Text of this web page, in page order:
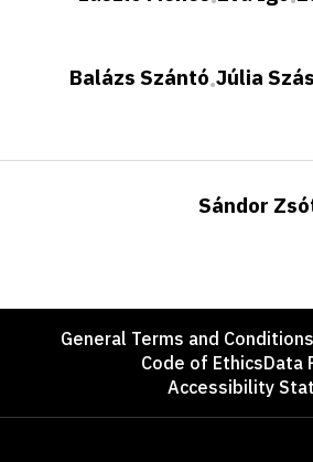
Balázs Szántó•Júlia
Sándor
FooterGeneral Terms and
Code of EthicsData
Accessibility